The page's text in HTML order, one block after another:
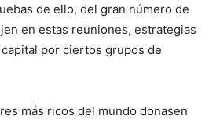
de ello, del gran número de
en estas reuniones, estrategias
por ciertos grupos de
más ricos del mundo donasen